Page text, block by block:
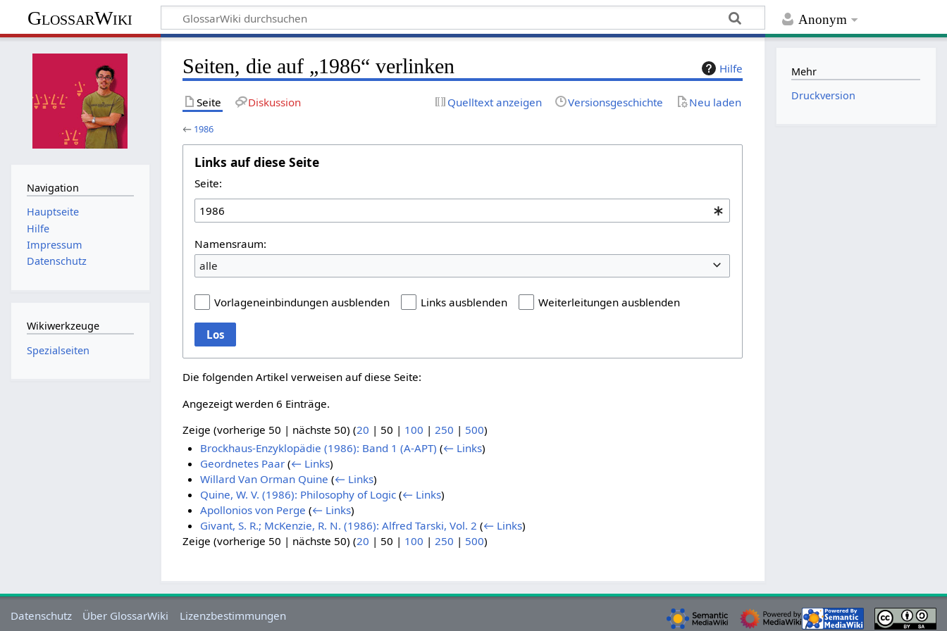
Anonym
GlossarWiki
Hilfe
Seiten, die auf „1986“ verlinken
Seite Diskussion Quelltext anzeigen Versionsgeschichte Neu laden
← 1986
Links auf diese Seite
Seite:
Namensraum:
alle
Vorlageneinbindungen ausblenden Links ausblenden Weiterleitungen ausblenden
Los
Die folgenden Artikel verweisen auf diese Seite:
Angezeigt werden 6 Einträge.
Zeige (vorherige 50 | nächste 50) (20 | 50 | 100 | 250 | 500)
Brockhaus-Enzyklopädie (1986): Band 1 (A-APT) (← Links)
Geordnetes Paar (← Links)
Willard Van Orman Quine (← Links)
Quine, W. V. (1986): Philosophy of Logic (← Links)
Apollonios von Perge (← Links)
Givant, S. R.; McKenzie, R. N. (1986): Alfred Tarski, Vol. 2 (← Links)
Zeige (vorherige 50 | nächste 50) (20 | 50 | 100 |250 | 500)
Navigation
Hauptseite
Hilfe
Impressum
Datenschutz
Wikiwerkzeuge
Spezialseiten
Mehr
Druckversion
Datenschutz Über GlossarWiki Lizenzbestimmungen